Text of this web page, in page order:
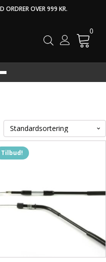
ORDRER OVER 999 KR.
0
Tilbud!